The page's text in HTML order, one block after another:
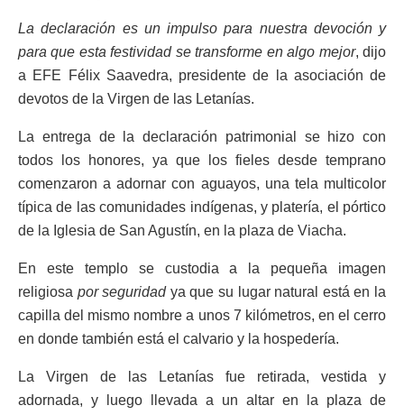
La declaración es un impulso para nuestra devoción y
para que esta festividad se transforme en algo mejor, dijo
a EFE Félix Saavedra, presidente de la asociación de
devotos de la Virgen de las Letanías.
La entrega de la declaración patrimonial se hizo con
todos los honores, ya que los fieles desde temprano
comenzaron a adornar con aguayos, una tela multicolor
típica de las comunidades indígenas, y platería, el pórtico
de la Iglesia de San Agustín, en la plaza de Viacha.
En este templo se custodia a la pequeña imagen
religiosa por seguridadya que su lugar natural está en la
capilla del mismo nombre a unos 7 kilómetros, en el cerro
en donde también está el calvario y la hospedería.
La Virgen de las Letanías fue retirada, vestida y
adornada, y luego llevada a un altar en la plaza de